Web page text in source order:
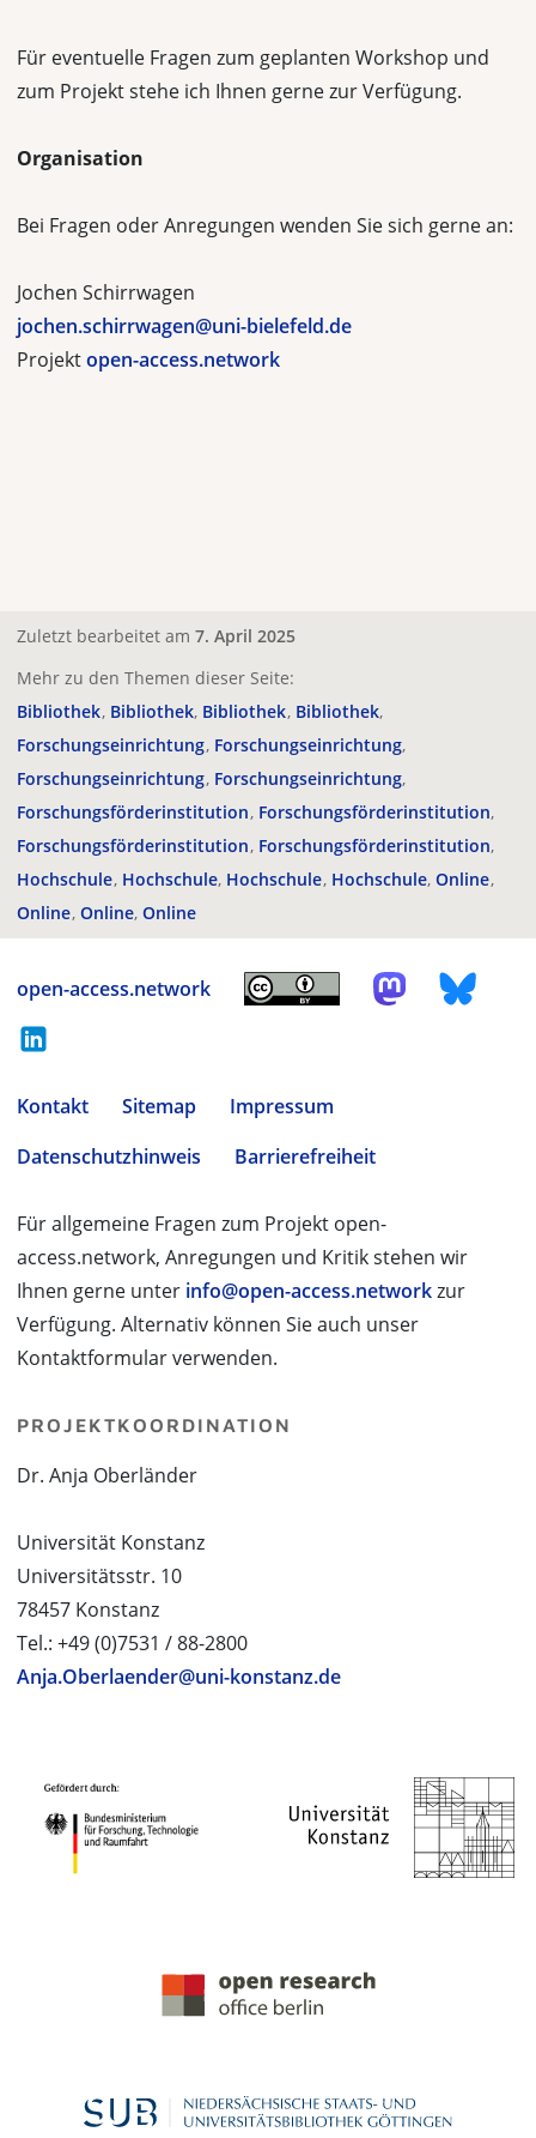
Für eventuelle Fragen zum geplanten Workshop und
zum Projekt stehe ich Ihnen gerne zur Verfügung.
Organisation
Bei Fragen oder Anregungen wenden Sie sich gerne an:
Jochen Schirrwagen
jochen.schirrwagen@uni-bielefeld.de
Projektopen-access.network
Zuletzt bearbeitet am 7. April 2025
Mehr zu den Themen dieser Seite:
Bibliothek Bibliothek Bibliothek Bibliothek
Forschungseinrichtung Forschungseinrichtung
Forschungseinrichtung Forschungseinrichtung
Forschungsförderinstitution Forschungsförderinstitution
Forschungsförderinstitution Forschungsförderinstitution
Hochschule Hochschule Hochschule Hochschule Online
Online Online Online
open-access.network
Kontakt Sitemap
Impressum
Datenschutzhinweis
Barrierefreiheit
Für allgemeine Fragen zum Projekt open-
access.network, Anregungen und Kritik stehen wir
Ihnen gerne unter info@open-access.networkzur
Verfügung. Alternativ können Sie auch unser
Kontaktformular verwenden.
PROJEKTKOORDINATION
Dr. Anja Oberländer
Universität Konstanz
Universitätsstr. 10
78457 Konstanz
Tel.: +49 (0)7531 / 88-2800
Anja.Oberlaender@uni-konstanz.de